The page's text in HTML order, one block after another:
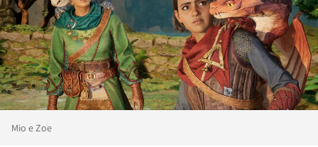
Mio e Zoe